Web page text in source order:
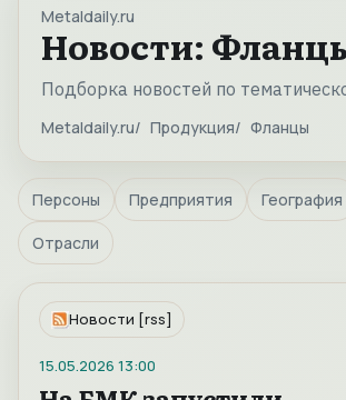
Metaldaily.ru
Новости:
Подборка новостей по
Metaldaily.ru Продукция Фланцы
Персоны Предприятия География
Отрасли
Новости [rss]
15.05.2026 13:00